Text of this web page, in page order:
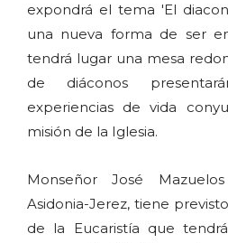
expondrá el tema 'El
una nueva forma de ser
tendrá lugar una mesa
de diáconos
experiencias de vida
misión de la Iglesia.
Monseñor José
Asidonia-Jerez, tiene
de la Eucaristía que